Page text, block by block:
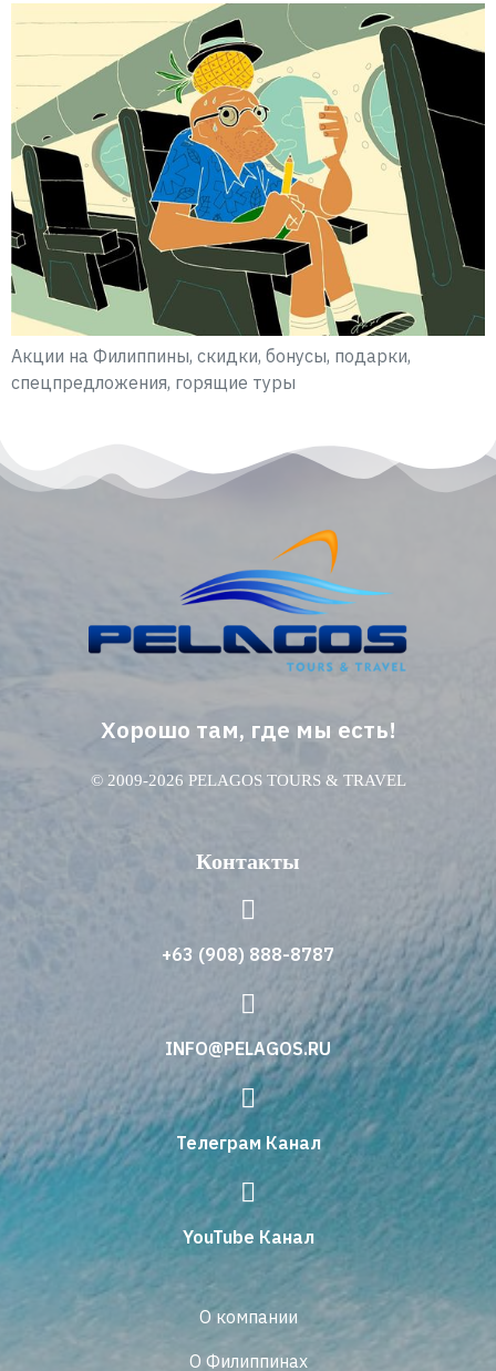
Акции на Филиппины, скидки, бонусы, подарки,
спецпредложения, горящие туры
Хорошо там, где мы есть!
© 2009-2026 PELAGOS TOURS & TRAVEL
Контакты
+63 (908) 888-8787
INFO@PELAGOS.RU
Телеграм Канал
YouTube Канал
О компании
О Филиппинах